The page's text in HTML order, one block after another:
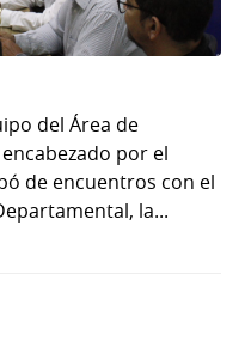
del Área de
por el
de encuentros con el
la...